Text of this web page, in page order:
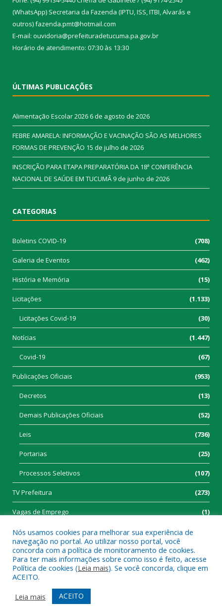
(WhatsApp) Secretaria da Fazenda (IPTU, ISS, ITBI, Alvarás e
outros) fazenda.pmt@hotmail.com
E-mail: ouvidoria@prefeituradetucuma.pa.gov.br
Horário de atendimento: 07:30 às 13:30
ÚLTIMAS PUBLICAÇÕES
Alimentação Escolar 20266 de agosto de 2026
FEBRE AMARELA: INFORMAÇÃO E VACINAÇÃO SÃO AS MELHORES
FORMAS DE PREVENÇÃO 15 de julho de 2026
INSCRIÇÃO PARA ETAPA PREPARATÓRIA DA 18ª CONFERÊNCIA
NACIONAL DE SAÚDE EM TUCUMÃ9 de junho de 2026
CATEGORIAS
Boletins COVID-19 (708)
Galeria de Eventos (462)
História e Memória (15)
Licitações (1.133)
Licitações Covid-19 (30)
Notícias (1.447)
Covid-19 (67)
Publicações Oficiais (953)
Decretos (13)
Demais Publicações Oficiais (52)
Leis (736)
Portarias (25)
Processos Seletivos (107)
TV Prefeitura (273)
Vagas de Emprego (1)
Todos os direitos reservados a Prefeitura Municipal de Tucumã.
Mapa do Site
Acessar Área Administrativa
Nós usamos cookies para melhorar sua experiência de
navegação no portal. Ao utilizar nosso portal, você
concorda com a política de monitoramento de cookies.
Para ter mais informações sobre como isso é feito, acesse
Política de cookies (Leia mais). Se você concorda, clique em
ACEITO.
Leia mais
ACEITO